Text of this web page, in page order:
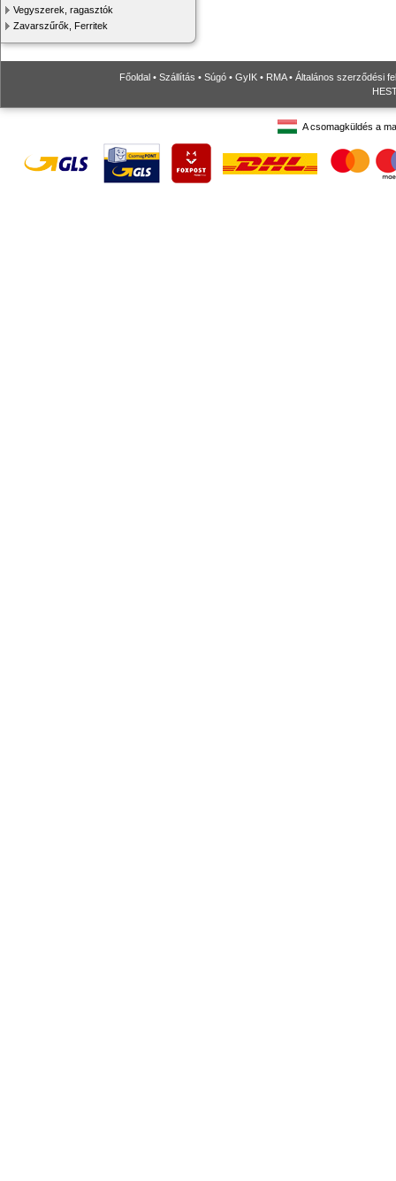
Vegyszerek, ragasztók
Zavarszűrők, Ferritek
Főoldal • Szállítás • Súgó • GyIK • RMA• Általános szerződési
A csomagküldés a